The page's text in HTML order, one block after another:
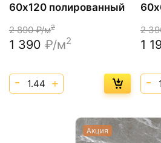
60x120 полированный
2 890₽/м2
1 390 ₽/м2
2
1
Акция